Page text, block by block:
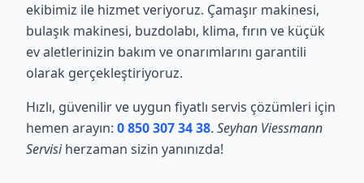
ekibimiz ile hizmet veriyoruz. Çamaşır makinesi,
bulaşık makinesi, buzdolabı, klima, fırın ve küçük
ev aletlerinizin bakım ve onarımlarını garantili
olarak gerçekleştiriyoruz.
Hızlı, güvenilir ve uygun fiyatlı servis çözümleri için
hemen arayın: 0 850 307 34 38. Seyhan Viessmann
Servisiherzaman sizin yanınızda!